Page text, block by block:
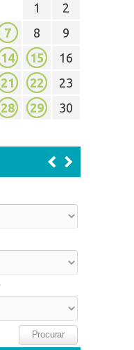
1
2
7 8
9
14 15
16
21 22
23
28 29
30